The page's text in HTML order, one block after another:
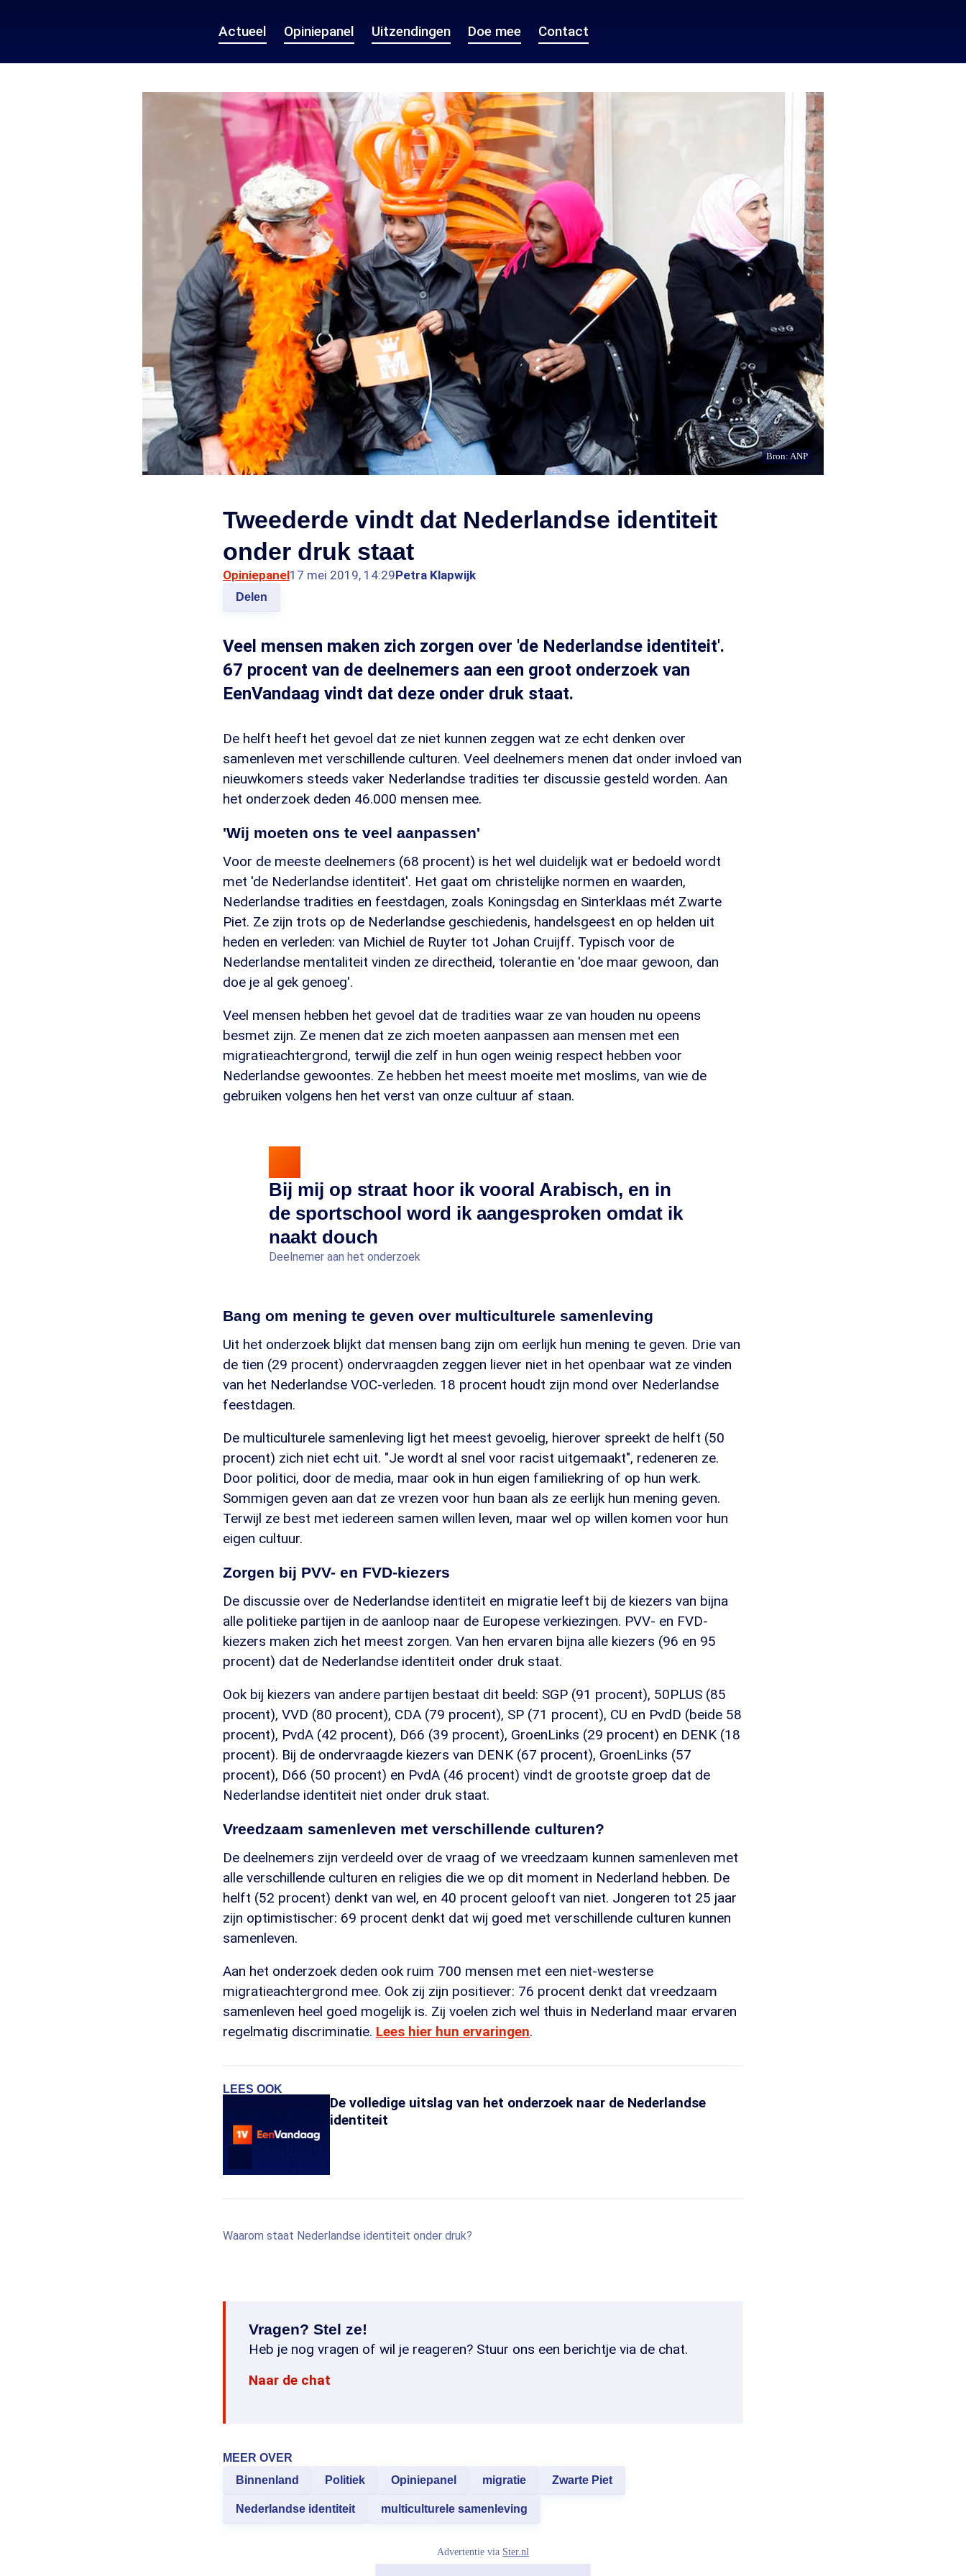
Actueel Opiniepanel Uitzendingen Doe mee Contact
Bron: ANP
Tweederde vindt dat Nederlandse identiteit
onder druk staat
Opiniepanel17 mei 2019, 14:29Petra Klapwijk
Delen
Veel mensen maken zich zorgen over 'de Nederlandse identiteit'.
67 procent van de deelnemers aan een groot onderzoek van
EenVandaag vindt dat deze onder druk staat.
De helft heeft het gevoel dat ze niet kunnen zeggen wat ze echt denken over
samenleven met verschillende culturen. Veel deelnemers menen dat onder invloed van
nieuwkomers steeds vaker Nederlandse tradities ter discussie gesteld worden. Aan
het onderzoek deden 46.000 mensen mee.
'Wij moeten ons te veel aanpassen'
Voor de meeste deelnemers (68 procent) is het wel duidelijk wat er bedoeld wordt
met 'de Nederlandse identiteit'. Het gaat om christelijke normen en waarden,
Nederlandse tradities en feestdagen, zoals Koningsdag en Sinterklaas mét Zwarte
Piet. Ze zijn trots op de Nederlandse geschiedenis, handelsgeest en op helden uit
heden en verleden: van Michiel de Ruyter tot Johan Cruijff. Typisch voor de
Nederlandse mentaliteit vinden ze directheid, tolerantie en 'doe maar gewoon, dan
doe je al gek genoeg'.
Veel mensen hebben het gevoel dat de tradities waar ze van houden nu opeens
besmet zijn. Ze menen dat ze zich moeten aanpassen aan mensen met een
migratieachtergrond, terwijl die zelf in hun ogen weinig respect hebben voor
Nederlandse gewoontes. Ze hebben het meest moeite met moslims, van wie de
gebruiken volgens hen het verst van onze cultuur af staan.
Bij mij op straat hoor ik vooral Arabisch, en in
de sportschool word ik aangesproken omdat ik
naakt douch
Deelnemer aan het onderzoek
Bang om mening te geven over multiculturele samenleving
Uit het onderzoek blijkt dat mensen bang zijn om eerlijk hun mening te geven. Drie van
de tien (29 procent) ondervraagden zeggen liever niet in het openbaar wat ze vinden
van het Nederlandse VOC-verleden. 18 procent houdt zijn mond over Nederlandse
feestdagen.
De multiculturele samenleving ligt het meest gevoelig, hierover spreekt de helft (50
procent) zich niet echt uit. "Je wordt al snel voor racist uitgemaakt", redeneren ze.
Door politici, door de media, maar ook in hun eigen familiekring of op hun werk.
Sommigen geven aan dat ze vrezen voor hun baan als ze eerlijk hun mening geven.
Terwijl ze best met iedereen samen willen leven, maar wel op willen komen voor hun
eigen cultuur.
Zorgen bij PVV- en FVD-kiezers
De discussie over de Nederlandse identiteit en migratie leeft bij de kiezers van bijna
alle politieke partijen in de aanloop naar de Europese verkiezingen. PVV- en FVD-
kiezers maken zich het meest zorgen. Van hen ervaren bijna alle kiezers (96 en 95
procent) dat de Nederlandse identiteit onder druk staat.
Ook bij kiezers van andere partijen bestaat dit beeld: SGP (91 procent), 50PLUS (85
procent), VVD (80 procent), CDA (79 procent), SP (71 procent), CU en PvdD (beide 58
procent), PvdA (42 procent), D66 (39 procent), GroenLinks (29 procent) en DENK (18
procent). Bij de ondervraagde kiezers van DENK (67 procent), GroenLinks (57
procent), D66 (50 procent) en PvdA (46 procent) vindt de grootste groep dat de
Nederlandse identiteit niet onder druk staat.
Vreedzaam samenleven met verschillende culturen?
De deelnemers zijn verdeeld over de vraag of we vreedzaam kunnen samenleven met
alle verschillende culturen en religies die we op dit moment in Nederland hebben. De
helft (52 procent) denkt van wel, en 40 procent gelooft van niet. Jongeren tot 25 jaar
zijn optimistischer: 69 procent denkt dat wij goed met verschillende culturen kunnen
samenleven.
Aan het onderzoek deden ook ruim 700 mensen met een niet-westerse
migratieachtergrond mee. Ook zij zijn positiever: 76 procent denkt dat vreedzaam
samenleven heel goed mogelijk is. Zij voelen zich wel thuis in Nederland maar ervaren
regelmatig discriminatie. Lees hier hun ervaringen.
LEES OOK
De volledige uitslag van het onderzoek naar de Nederlandse
identiteit
Waarom staat Nederlandse identiteit onder druk?
Vragen? Stel ze!
Heb je nog vragen of wil je reageren? Stuur ons een berichtje via de chat.
Naar de chat
MEER OVER
Binnenland
Politiek Opiniepanel migratie Zwarte Piet
Nederlandse identiteit multiculturele samenleving
Advertentie via Ster.nl